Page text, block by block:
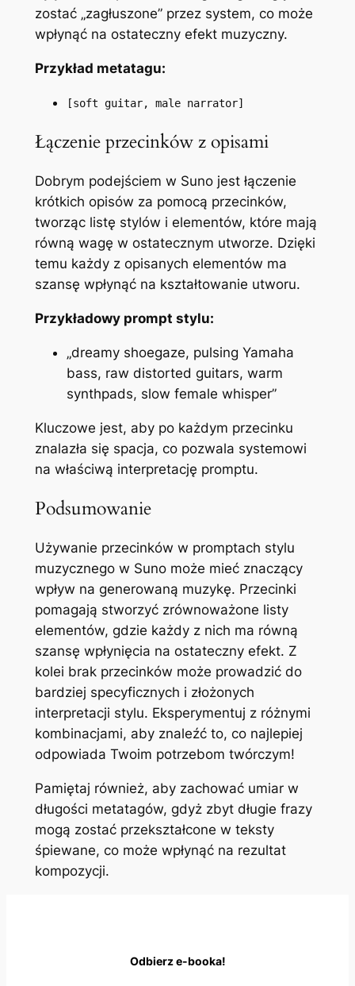
zostać „zagłuszone” przez system, co może
wpłynąć na ostateczny efekt muzyczny.
Przykład metatagu:
[soft guitar, male narrator]
Łączenie przecinków z opisami
Dobrym podejściem w Suno jest łączenie
krótkich opisów za pomocą przecinków,
tworząc listę stylów i elementów, które mają
równą wagę w ostatecznym utworze. Dzięki
temu każdy z opisanych elementów ma
szansę wpłynąć na kształtowanie utworu.
Przykładowy prompt stylu:
„dreamy shoegaze, pulsing Yamaha
bass, raw distorted guitars, warm
synthpads, slow female whisper”
Kluczowe jest, aby po każdym przecinku
znalazła się spacja, co pozwala systemowi
na właściwą interpretację promptu.
Podsumowanie
Używanie przecinków w promptach stylu
muzycznego w Suno może mieć znaczący
wpływ na generowaną muzykę. Przecinki
pomagają stworzyć zrównoważone listy
elementów, gdzie każdy z nich ma równą
szansę wpłynięcia na ostateczny efekt. Z
kolei brak przecinków może prowadzić do
bardziej specyficznych i złożonych
interpretacji stylu. Eksperymentuj z różnymi
kombinacjami, aby znaleźć to, co najlepiej
odpowiada Twoim potrzebom twórczym!
Pamiętaj również, aby zachować umiar w
długości metatagów, gdyż zbyt długie frazy
mogą zostać przekształcone w teksty
śpiewane, co może wpłynąć na rezultat
kompozycji.
Odbierz e-booka!